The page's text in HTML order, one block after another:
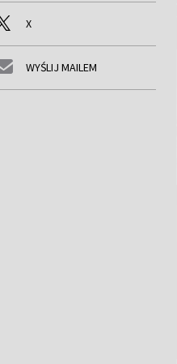
X
WYŚLIJ MAILEM